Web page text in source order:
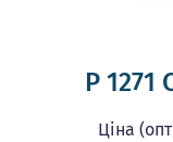
P 1271
Ціна